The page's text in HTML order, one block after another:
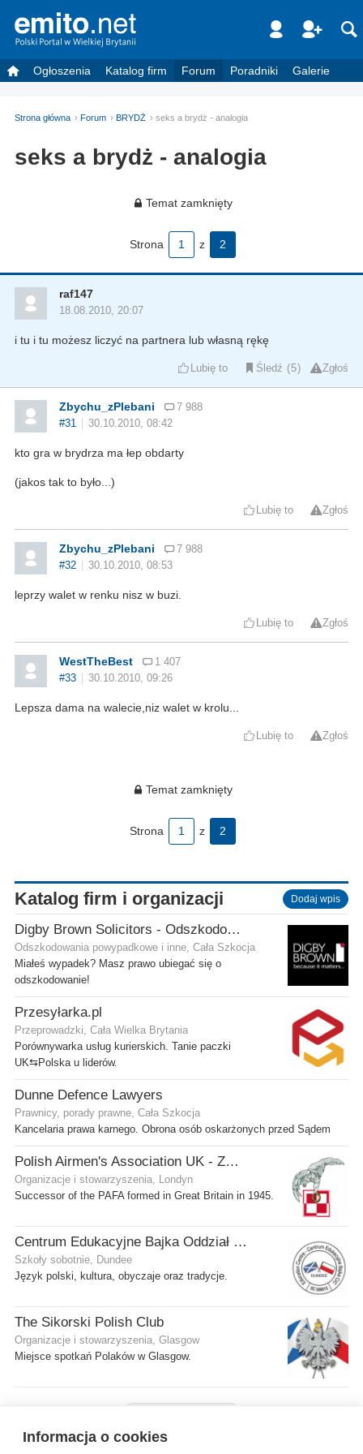
Informacja o cookies
Ogłoszenia Katalog firm Forum Poradniki Galerie
Strona główna Forum BRYDŻ seks a brydż - analogia
seks a brydż - analogia
Temat zamknięty
Strona 1 z 2
raf147
18.08.2010, 20:07
i tu i tu możesz liczyć na partnera lub własną rękę
Lubię to Śledź 5 Zgłoś
Zbychu_zPlebani
7 988
#31
30.10.2010, 08:42
kto gra w brydrza ma łep obdarty
(jakos tak to było...)
Lubię to Zgłoś
Zbychu_zPlebani
7 988
#32
30.10.2010, 08:53
leprzy walet w renku nisz w buzi.
Lubię to Zgłoś
WestTheBest
1 407
#33
30.10.2010, 09:26
Lepsza dama na walecie,niz walet w krolu...
Lubię to Zgłoś
Temat zamknięty
Strona 1 z 2
Katalog firm i organizacji Dodaj wpis
Digby Brown Solicitors - Odszkodowania w Szkocji
Odszkodowania powypadkowe i inne, Cała Szkocja
Miałeś wypadek? Masz prawo ubiegać się o
odszkodowanie!
Przesyłarka.pl
Przeprowadzki, Cała Wielka Brytania
Porównywarka usług kurierskich. Tanie paczki
UK⇆Polska u liderów.
Dunne Defence Lawyers
Prawnicy, porady prawne, Cała Szkocja
Kancelaria prawa karnego. Obrona osób oskarżonych przed Sądem
Polish Airmen's Association UK - Związek Lotników Polskich WB
Organizacje i stowarzyszenia, Londyn
Successor of the PAFA formed in Great Britain in 1945.
Centrum Edukacyjne Bajka Oddział w Dundee
Szkoły sobotnie, Dundee
Język polski, kultura, obyczaje oraz tradycje.
The Sikorski Polish Club
Organizacje i stowarzyszenia, Glasgow
Miejsce spotkań Polaków w Glasgow.